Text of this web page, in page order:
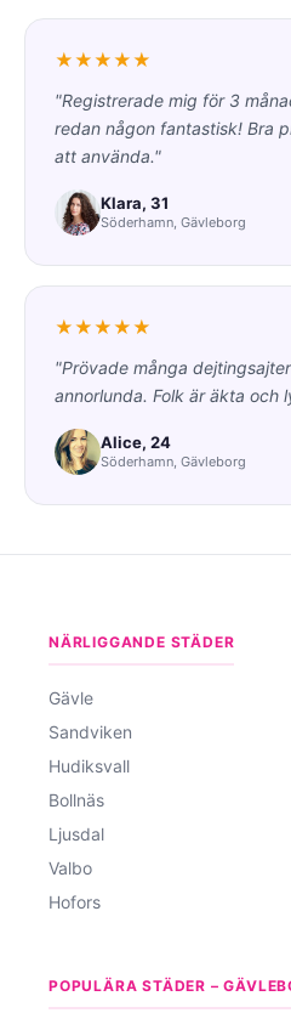
★★★★★
"Registrerade mig för 3
redan någon fantastisk! Bra
att använda."
Klara, 31
Söderhamn, Gävleborg
★★★★★
"Prövade många
annorlunda. Folk är äkta och
Alice, 24
Söderhamn, Gävleborg
NÄRLIGGANDE STÄDER
Gävle
Sandviken
Hudiksvall
Bollnäs
Ljusdal
Valbo
Hofors
POPULÄRA STÄDER –